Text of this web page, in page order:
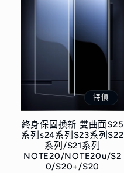
特價
終身保固換新 雙曲面S25
系列s24系列S23系列S22
系列/S21系列
NOTE20/NOTE20u/S2
0/S20+/S20